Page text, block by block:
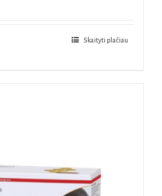
Skaityti plačiau